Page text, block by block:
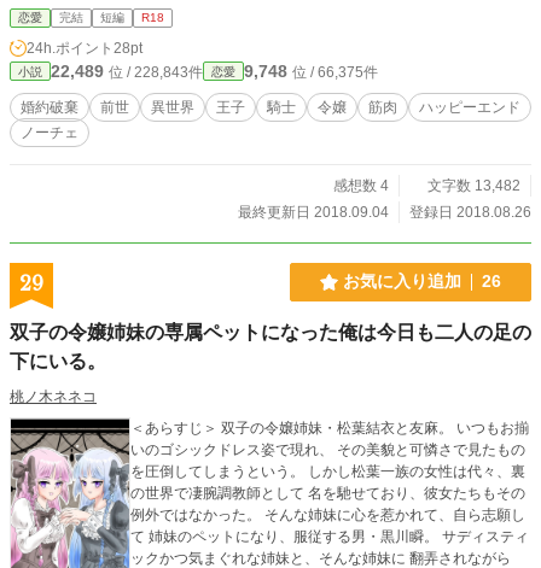
どっ⁉︎ 困惑する私の前に現れたのは、意外な人物で…… えっ
と、あなたは助けにきたわけじゃなくて、犯人ってことです
よね？ ※ムーンライトノベルズで公開中の同名の作品に加筆
修正(微調整？)したものをこちらで掲載しています。 ※pixiv
にも掲載。 8/29 15時台HOTランキング ５位、恋愛カテゴリ
ー３位ありがとうございます( ´ ▽ ` )ﾉノΞ❤︎｛活力注入♪）
恋愛 完結 短編 R18
24h.ポイント 28pt
小説 22,489 位 / 228,843件 恋愛 9,748 位 / 66,375件
婚約破棄 前世 異世界 王子 騎士 令嬢 筋肉
ハッピーエンド
ノーチェ
感想数 4
文字数 13,482
最終更新日 2018.09.04
登録日 2018.08.26
29 お気に入り追加 26
双子の令嬢姉妹の専属ペットになった俺は今日も二人の足の
下にいる。
桃ノ木ネネコ
＜あらすじ＞ 双子の令嬢姉妹・松葉結衣と友麻。 いつもお揃
いのゴシックドレス姿で現れ、 その美貌と可憐さで見たもの
を圧倒してしまうという。 しかし松葉一族の女性は代々、裏
の世界で凄腕調教師として 名を馳せており、彼女たちもその
例外ではなかった。 そんな姉妹に心を惹かれて、自ら志願し
て 姉妹のペットになり、服従する男・黒川瞬。 サディスティ
ックかつ気まぐれな姉妹と、そんな姉妹に 翻弄されながら